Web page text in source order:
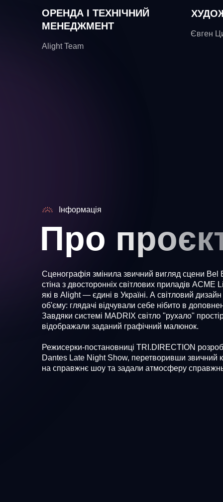
ОРЕНДА І ТЕХНІЧНИЙ
МЕНЕДЖМЕНТ
Alight Team
Євген
Інформація
Про
Сценографія змінила звичний вигляд сцени Bel
стіна з двосторонніх світлових приладів ACME
які в Alight — єдині в Україні. А світловий
об'єму: глядачі відчували себе нібито в
Завдяки системі MADRIX світло "рухало"
відображали заданий графічний малюнок.
Режисерки-постановниці TRI.DIRECTION
Dantes Late Night Show, перетворивши звичний
на справжнє шоу та задали атмосферу